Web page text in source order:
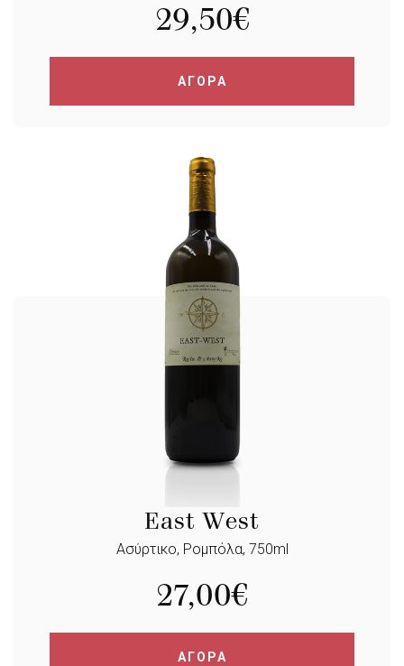
29,50€
ΑΓΟΡΑ
East West
Ασύρτικο, Ρομπόλα, 750ml
27,00€
ΑΓΟΡΑ